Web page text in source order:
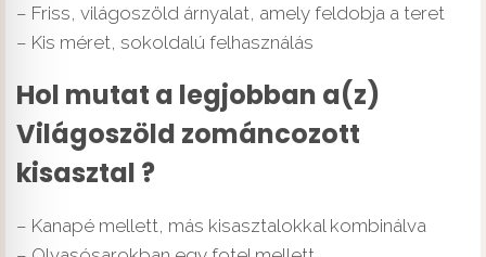
– Friss, világoszöld árnyalat, amely feldobja a teret
– Kis méret, sokoldalú felhasználás
Hol mutat a legjobban a(z)
Világoszöld zománcozott
kisasztal ?
– Kanapé mellett, más kisasztalokkal kombinálva